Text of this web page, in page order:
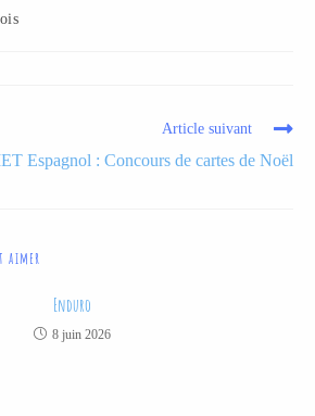
Article suivant
Espagnol : Concours de cartes de Noël
aimer
Enduro
8 juin 2026